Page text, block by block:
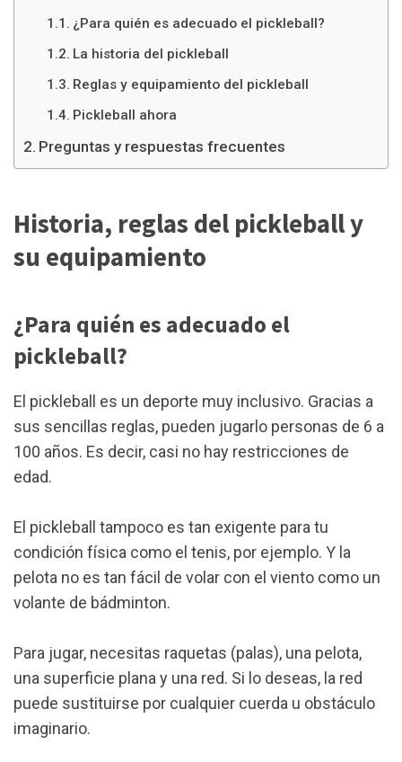
¿Para quién es adecuado el pickleball?
La historia del pickleball
Reglas y equipamiento del pickleball
Pickleball ahora
Preguntas y respuestas frecuentes
Historia, reglas del pickleball y
su equipamiento
¿Para quién es adecuado el
pickleball?
El pickleball es un deporte muy inclusivo. Gracias a
sus sencillas reglas, pueden jugarlo personas de 6 a
100 años. Es decir, casi no hay restricciones de
edad.
El pickleball tampoco es tan exigente para tu
condición física como el tenis, por ejemplo. Y la
pelota no es tan fácil de volar con el viento como un
volante de bádminton.
Para jugar, necesitas raquetas (palas), una pelota,
una superficie plana y una red. Si lo deseas, la red
puede sustituirse por cualquier cuerda u obstáculo
imaginario.